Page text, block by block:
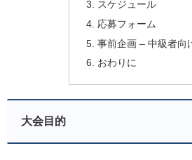
スケジュール
応募フォーム
事前企画 – 中級者向
おわりに
大会目的